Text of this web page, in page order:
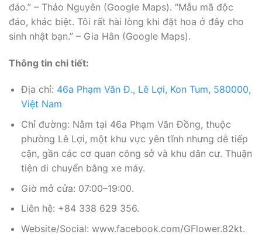
đáo.” – Thảo Nguyên (Google Maps). “Mẫu mã độc
đáo, khác biệt. Tôi rất hài lòng khi đặt hoa ở đây cho
sinh nhật bạn.” – Gia Hân (Google Maps).
Thông tin chi tiết:
Địa chỉ: 46a Phạm Văn Đ., Lê Lợi, Kon Tum, 580000,
Việt Nam
Chỉ đường: Nằm tại 46a Phạm Văn Đồng, thuộc
phường Lê Lợi, một khu vực yên tĩnh nhưng dễ tiếp
cận, gần các cơ quan công sở và khu dân cư. Thuận
tiện di chuyển bằng xe máy.
Giờ mở cửa: 07:00–19:00.
Liên hệ: +84 338 629 356.
Website/Social: www.facebook.com/GFlower.82kt.